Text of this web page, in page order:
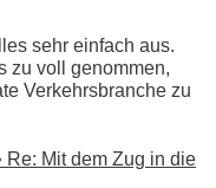
sehr einfach aus.
zu voll genommen,
Verkehrsbranche zu
Re: Mit dem Zug in die